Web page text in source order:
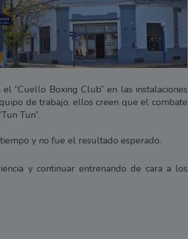
“Cuello Boxing Club” en las instalaciones
de trabajo, ellos creen que el combate
Tun”.
y no fue el resultado esperado.
y continuar entrenando de cara a los